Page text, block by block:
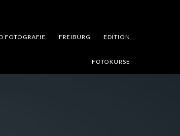
FOTOGRAFIE FREIBURG EDITION
FOTOKURSE